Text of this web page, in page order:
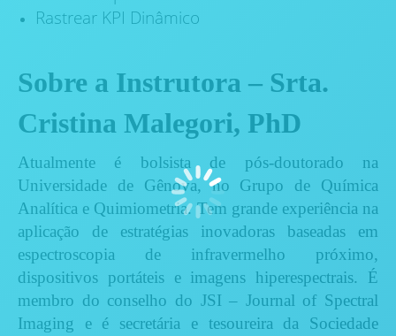
Rastrear KPI Dinâmico
Sobre a Instrutora – Srta.
Cristina Malegori, PhD
Atualmente é bolsista de pós-doutorado na
Universidade de Gênova, no Grupo de Química
Analítica e Quimiometria. Tem grande experiência na
aplicação de estratégias inovadoras baseadas em
espectroscopia de infravermelho próximo,
dispositivos portáteis e imagens hiperespectrais. É
membro do conselho do JSI – Journal of Spectral
Imaging e é secretária e tesoureira da Sociedade